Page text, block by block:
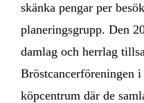
skänka pengar per
planeringsgrupp. Den
damlag och herrlag
Bröstcancerföreningen
köpcentrum där de